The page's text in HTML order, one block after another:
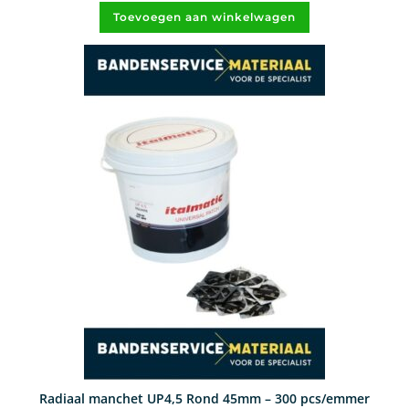
Toevoegen aan winkelwagen
Radiaal manchet UP4,5 Rond 45mm – 300 pcs/emmer